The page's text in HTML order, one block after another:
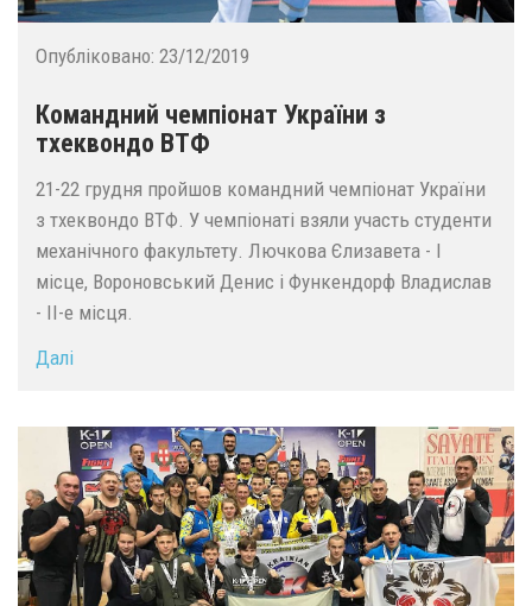
Опубліковано: 23/12/2019
Командний чемпіонат України з
тхеквондо ВТФ
21-22 грудня пройшов командний чемпіонат України
з тхеквондо ВТФ. У чемпіонаті взяли участь студенти
механічного факультету. Лючкова Єлизавета - І
місце, Вороновський Денис і Функендорф Владислав
- ІІ-е місця.
Далі